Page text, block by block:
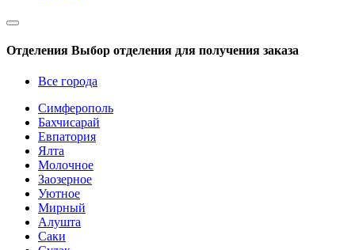
Отделения Выбор отделения для получения заказа
Все города
Симферополь
Бахчисарай
Евпатория
Ялта
Молочное
Заозерное
Уютное
Мирный
Алушта
Саки